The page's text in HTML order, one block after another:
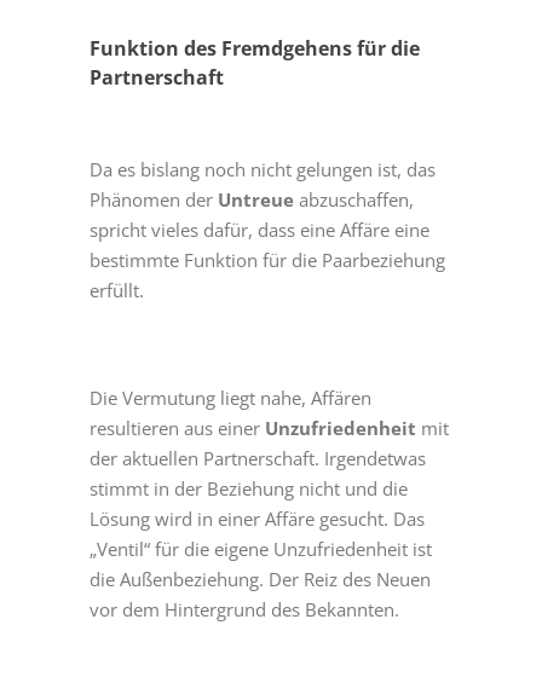
Funktion des Fremdgehens für die
Partnerschaft
Da es bislang noch nicht gelungen ist, das
Phänomen der Untreue abzuschaffen,
spricht vieles dafür, dass eine Affäre eine
bestimmte Funktion für die Paarbeziehung
erfüllt.
Die Vermutung liegt nahe, Affären
resultieren aus einer Unzufriedenheit mit
der aktuellen Partnerschaft. Irgendetwas
stimmt in der Beziehung nicht und die
Lösung wird in einer Affäre gesucht. Das
„Ventil“ für die eigene Unzufriedenheit ist
die Außenbeziehung. Der Reiz des Neuen
vor dem Hintergrund des Bekannten.